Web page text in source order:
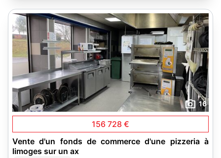
16
156 728 €
Vente d'un fonds de commerce d'une pizzeria à
limoges sur un ax